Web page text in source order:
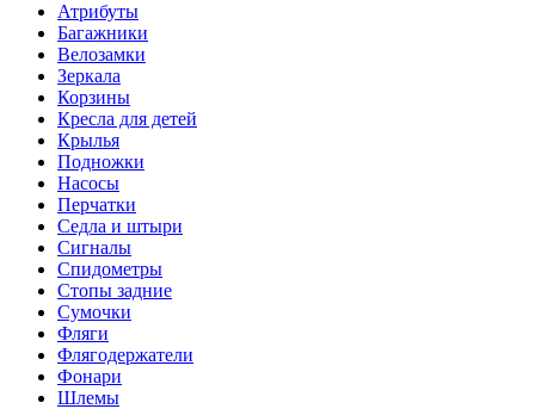
Атрибуты
Багажники
Велозамки
Зеркала
Корзины
Кресла для детей
Крылья
Подножки
Насосы
Перчатки
Седла и штыри
Сигналы
Спидометры
Стопы задние
Сумочки
Фляги
Флягодержатели
Фонари
Шлемы